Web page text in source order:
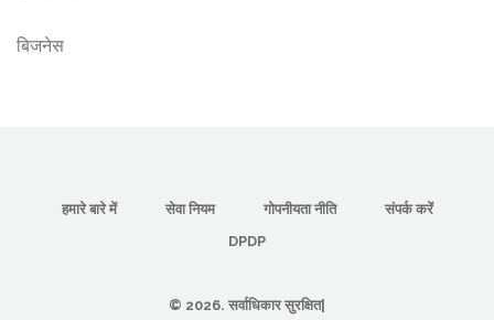
बिजनेस
हमारे बारे में सेवा नियम गोपनीयता नीति
संपर्क करें
DPDP
© 2026. सर्वाधिकार सुरक्षित|